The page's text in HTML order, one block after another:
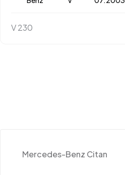
V 230
Mercedes-Benz Citan